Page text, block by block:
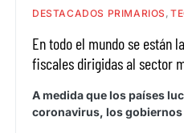
DESTACADOS PRIMARIOS
En todo el mundo se están
fiscales dirigidas al sector
A medida que los países
coronavirus, los